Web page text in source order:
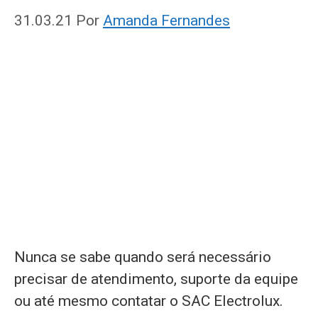
31.03.21 Por Amanda Fernandes
Nunca se sabe quando será necessário
precisar de atendimento, suporte da equipe
ou até mesmo contatar o SAC Electrolux.